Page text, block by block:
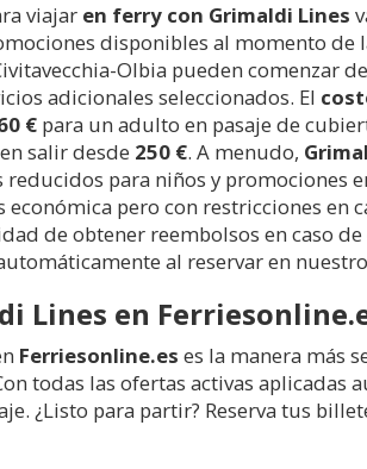
viajar en ferry con Grimaldi Lines
disponibles al momento de
Olbia pueden comenzar
adicionales seleccionados. El
€ para un adulto en pasaje de
salir desde 250 €. A menudo,
para niños y promociones
pero con restricciones en
de obtener reembolsos en caso
al reservar en
Lines en
Ferriesonline.es es la manera más
todas las ofertas activas
¿Listo para partir? Reserva tus